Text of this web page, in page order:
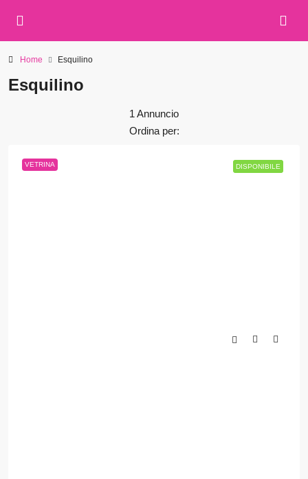
Home Esquilino
Esquilino
1 Annuncio
Ordina per:
VETRINA DISPONIBILE
DISPONIBILE